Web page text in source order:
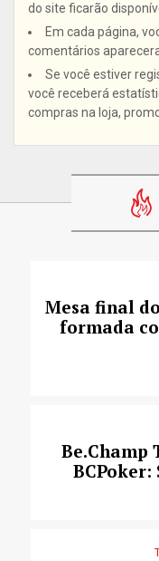
do site ficarão
Em cada página,
comentários
Se você estiver
você receberá
compras na loja,
Mesa final
formada
Be.Champ
BCPoker: